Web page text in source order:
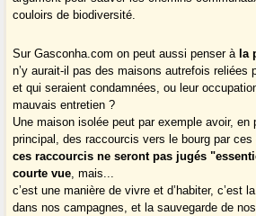
couloirs de biodiversité.
Sur Gasconha.com on peut aussi penser à la
n’y aurait-il pas des maisons autrefois reliées
et qui seraient condamnées, ou leur
mauvais entretien ?
Une maison isolée peut par exemple avoir, en
principal, des raccourcis vers le bourg par
ces raccourcis ne seront pas jugés
courte vue, mais...
c’est une manière de vivre et d’habiter, c’est
dans nos campagnes, et la sauvegarde de